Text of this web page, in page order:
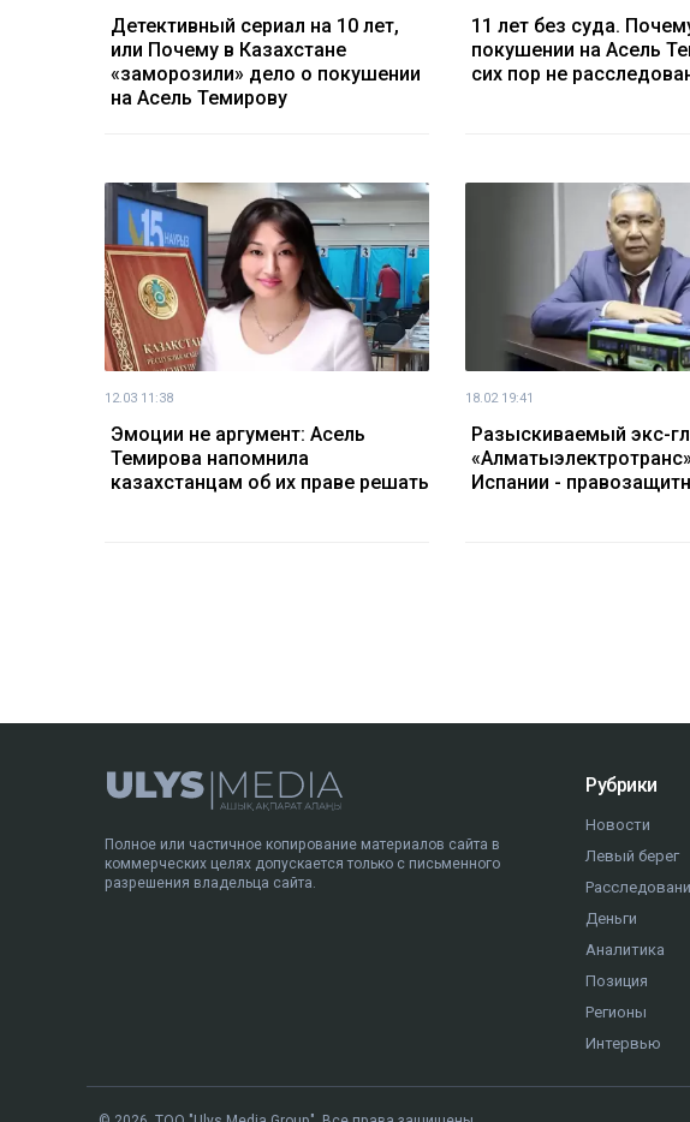
Детективный сериал на 10 лет,
или Почему в Казахстане
«заморозили» дело о покушении
на Асель Темирову
11 лет без суда.
покушении на Асель
сих пор не
12.03 11:38
Эмоции не аргумент: Асель
Темирова напомнила
казахстанцам об их праве решать
18.02 19:41
Разыскиваемый экс-
Испании -
Полное или частичное копирование материалов сайта в
коммерческих целях допускается только с письменного
разрешения владельца сайта.
Рубрики
Новости
Левый берег
Деньги
Аналитика
Позиция
Регионы
Интервью